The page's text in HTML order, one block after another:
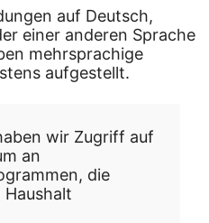
auf Deutsch,
einer anderen Sprache
mehrsprachige
aufgestellt.
wir Zugriff auf
an
die
Haushalt